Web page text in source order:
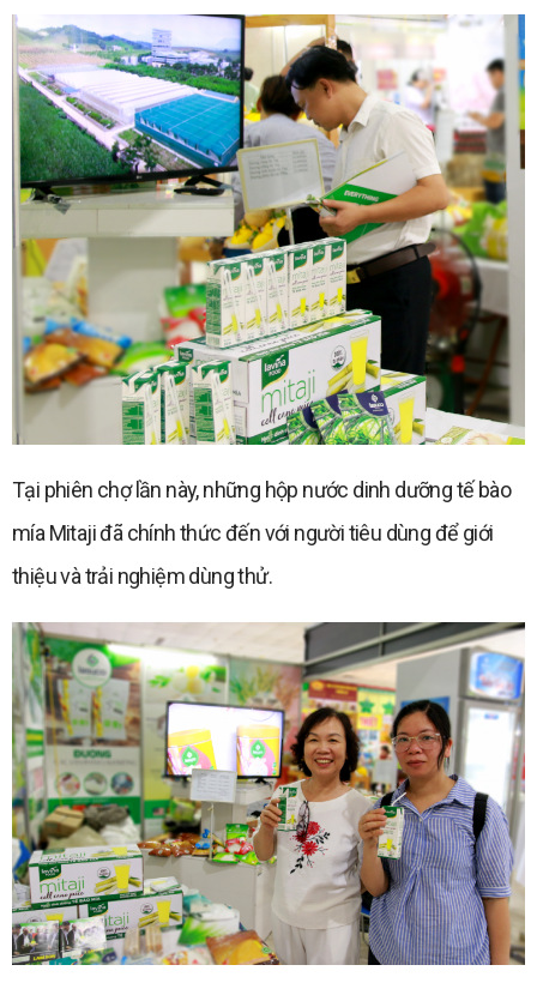
Tại phiên chợ lần này, những hộp nước dinh dưỡng tế bào
mía Mitaji đã chính thức đến với người tiêu dùng để giới
thiệu và trải nghiệm dùng thử.